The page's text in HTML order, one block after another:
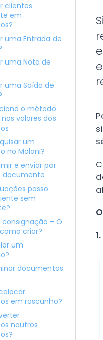
clientes
em
uma Entrada de
uma Nota de
uma Saída de
o método
valores dos
um
no Moloni?
e enviar por
posso
sem
consignação - O
criar?
um
documentos
em rascunho?
noutros
1.